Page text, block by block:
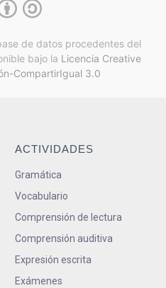
de datos procedentes del
bajo la Licencia Creative
CompartirIgual 3.0
ACTIVIDADES
Gramática
Vocabulario
Comprensión de lectura
Comprensión auditiva
Expresión escrita
Exámenes